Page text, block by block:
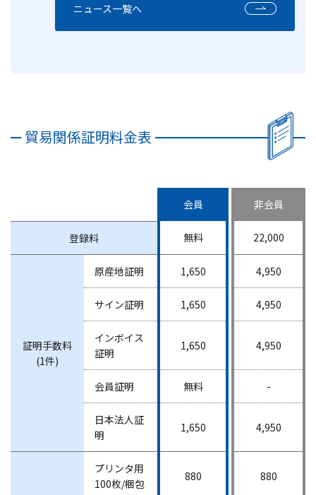
ニュース一覧へ
貿易関係証明料金表
会員 非会員
登録料 無料 22,000
証明手数料
(1件)
原産地証明 1,650 4,950
サイン証明 1,650 4,950
インボイス
証明
1,650 4,950
会員証明 無料 -
日本法人証
明
1,650 4,950
プリンタ用
100枚/梱包
880 880